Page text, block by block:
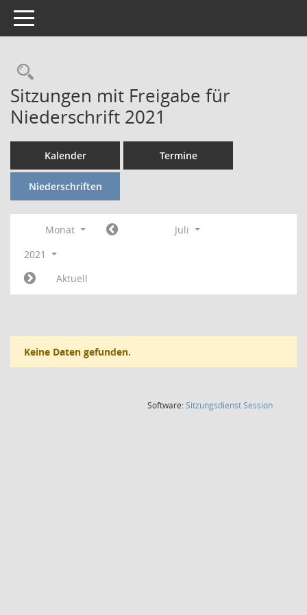
Toggle navigation
Rechercheauswahl
Sitzungen mit Freigabe für
Niederschrift 2021
Kalender Termine
Niederschriften
Monat
Juli
2021
Aktuell
Keine Daten gefunden.
Software:SitzungsdienstSession(Wird in